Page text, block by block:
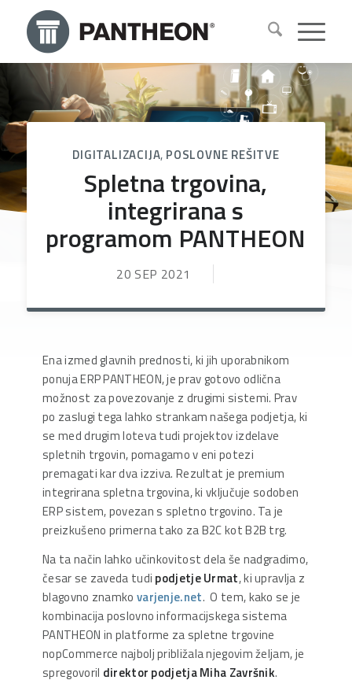
DIGITALIZACIJA, POSLOVNE REŠITVE
Spletna trgovina,
integrirana s
programom PANTHEON
20 SEP 2021
Ena izmed glavnih prednosti, ki jih uporabnikom
ponuja ERP PANTHEON, je prav gotovo odlična
možnost za povezovanje z drugimi sistemi. Prav
po zaslugi tega lahko strankam našega podjetja, ki
se med drugim loteva tudi projektov izdelave
spletnih trgovin, pomagamo v eni potezi
premagati kar dva izziva. Rezultat je premium
integrirana spletna trgovina, ki vključuje sodoben
ERP sistem, povezan s spletno trgovino. Ta je
preizkušeno primerna tako za B2C kot B2B trg.
Na ta način lahko učinkovitost dela še nadgradimo,
česar se zaveda tudi podjetje Urmat, ki upravlja z
blagovno znamko varjenje.net. O tem, kako se je
kombinacija poslovno informacijskega sistema
PANTHEON in platforme za spletne trgovine
nopCommerce najbolj približala njegovim željam, je
spregovoril direktor podjetja Miha Završnik.